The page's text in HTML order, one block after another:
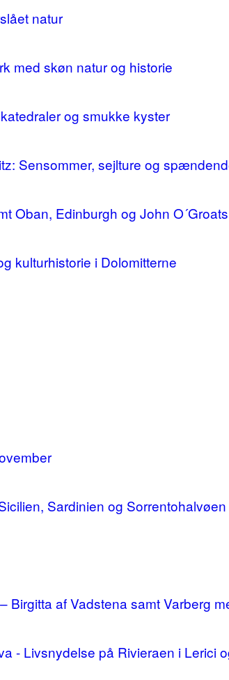
natur
med skøn natur og historie
og smukke kyster
Sensommer, sejlture og
Oban, Edinburgh og John O´Groats
kulturhistorie i Dolomitterne
Sardinien og
Birgitta af Vadstena samt Varberg
- Livsnydelse på Rivieraen i Lerici